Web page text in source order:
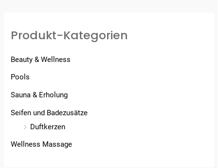
Produkt-Kategorien
Beauty & Wellness
Pools
Sauna & Erholung
Seifen und Badezusätze
Duftkerzen
Wellness Massage